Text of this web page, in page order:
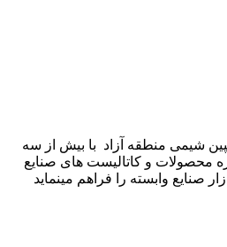
شیمی منطقه آزاد با بیش از سه
محصولات و کاتالیست های صنایع
صنایع وابسته را فراهم مینماید